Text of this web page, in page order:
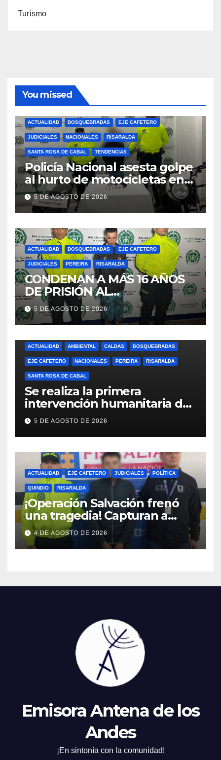
Turismo
You missed
ACTUALIDAD DOSQUEBRADAS EJE CAFETERO
JUDICIALES NACIONALES RISARALDA
SANTA ROSA DE CABAL TENDENCIAS
Policía Nacional asesta golpe
al hurto de motocicletas en
Risaralda
5 DE AGOSTO DE 2026
ACTUALIDAD DOSQUEBRADAS EJE CAFETERO
JUDICIALES PEREIRA RISARALDA
CONDENAN A MÁS 16 AÑOS
DE PRISIÓN AL
RESPONSABLE DE CAUSAR
LA MUERTE DE UNA MUJER
EN DOSQUEBRADAS
(RISARALDA)
5 DE AGOSTO DE 2026
ACTUALIDAD AMBIENTAL CALDAS DOSQUEBRADAS
EJE CAFETERO NACIONALES PEREIRA RISARALDA
SANTA ROSA DE CABAL
Se realiza la primera
intervención humanitaria de
la UBPD en el Cementerio
San Camilo de Pereira
5 DE AGOSTO DE 2026
ACTUALIDAD EJE CAFETERO JUDICIALES POLÍTICA
QUINDIO RISARALDA
¡Operación Salvación frenó
una tragedia! Capturan a
presunto agresor y protegen
a una madre y sus hijos.
4 DE AGOSTO DE 2026
Emisora Antena de los
Andes
¡En sintonía con la comunidad!